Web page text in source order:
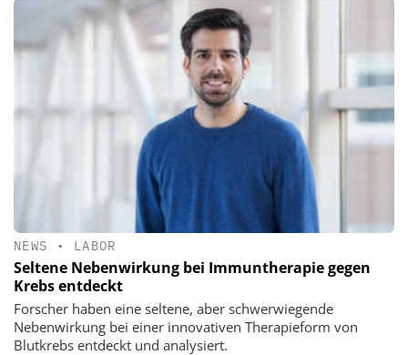
NEWS • LABOR
Seltene Nebenwirkung bei Immuntherapie gegen
Krebs entdeckt
Forscher haben eine seltene, aber schwerwiegende
Nebenwirkung bei einer innovativen Therapieform von
Blutkrebs entdeckt und analysiert.